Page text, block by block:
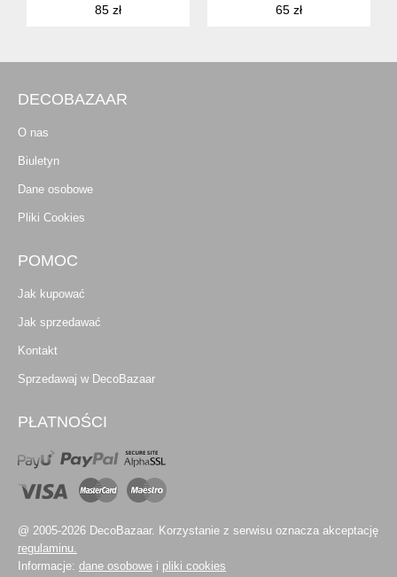
85 zł
65 zł
DECOBAZAAR
O nas
Biuletyn
Dane osobowe
Pliki Cookies
POMOC
Jak kupować
Jak sprzedawać
Kontakt
Sprzedawaj w DecoBazaar
PŁATNOŚCI
@ 2005-2026 DecoBazaar. Korzystanie z serwisu oznacza akceptację
regulaminu.
Informacje: dane osobowe i pliki cookies